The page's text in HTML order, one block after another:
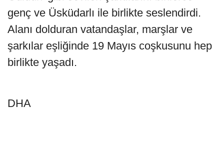
genç ve Üsküdarlı ile birlikte seslendirdi.
Alanı dolduran vatandaşlar, marşlar ve
şarkılar eşliğinde 19 Mayıs coşkusunu hep
birlikte yaşadı.
DHA